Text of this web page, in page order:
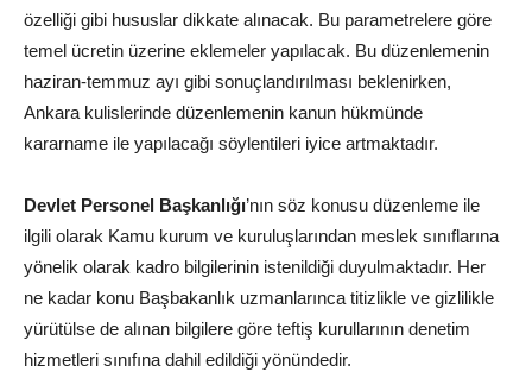
özelliği gibi hususlar dikkate alınacak. Bu parametrelere göre
temel ücretin üzerine eklemeler yapılacak. Bu düzenlemenin
haziran-temmuz ayı gibi sonuçlandırılması beklenirken,
Ankara kulislerinde düzenlemenin kanun hükmünde
kararname ile yapılacağı söylentileri iyice artmaktadır.
Devlet Personel Başkanlığı’nın söz konusu düzenleme ile
ilgili olarak Kamu kurum ve kuruluşlarından meslek sınıflarına
yönelik olarak kadro bilgilerinin istenildiği duyulmaktadır. Her
ne kadar konu Başbakanlık uzmanlarınca titizlikle ve gizlilikle
yürütülse de alınan bilgilere göre teftiş kurullarının denetim
hizmetleri sınıfına dahil edildiği yönündedir.